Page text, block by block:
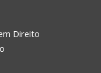
Direito